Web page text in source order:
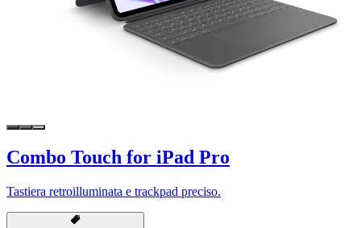
Combo Touch for iPad Pro
Tastiera retroilluminata e trackpad preciso.